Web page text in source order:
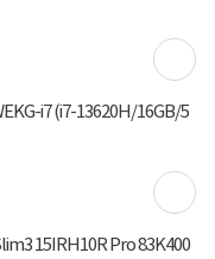
i7 (i7-13620H/16GB/5
15IRH10R Pro 83K400